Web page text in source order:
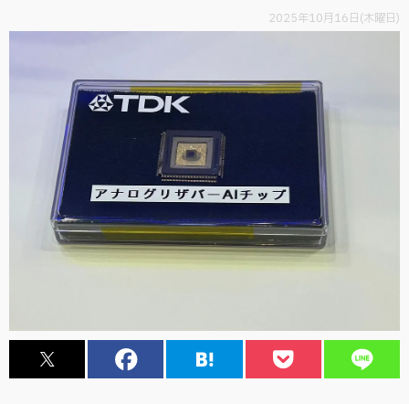
2025年10月16日(木曜日)